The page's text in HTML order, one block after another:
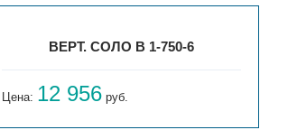
ВЕРТ. СОЛО В 1-750-6
Цена: 12 956 руб.